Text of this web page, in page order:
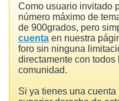
Como usuario invitado
número máximo de
de 900grados, pero
cuenta en nuestra
foro sin ninguna
directamente con todos
comunidad.
Si ya tienes una